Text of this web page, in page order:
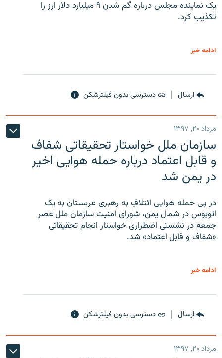
یک نماینده مجلس درباره گم شدن ۹ میلیارد دلار ارز را
تکذیب کرد.
ادامه خبر
ارسال دسترسی بدون فیلترشکن
مرداد ۲۰, ۱۳۹۷
سازمان ملل خواستار تحقیقاتی شفاف
و قابل اعتماد درباره حمله هوایی اخیر
در یمن شد
در پی حمله هوایی ائتلافِ به رهبری عربستان به یک
اتوبوس در شمال یمن، شورای امنیت سازمان ملل عصر
جمعه در نشستی اضطراری خواستار انجام تحقیقاتی
«شفاف و قابل اعتماد» شد.
ادامه خبر
ارسال دسترسی بدون فیلترشکن
مرداد ۲۰, ۱۳۹۷